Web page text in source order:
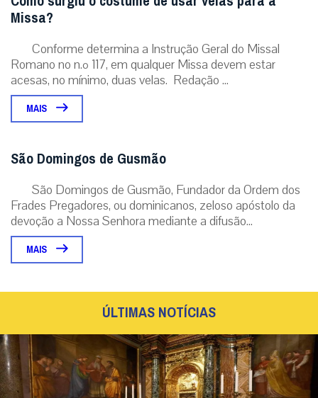
Missa?
Conforme determina a Instrução Geral do Missal
Romano no n.º 117, em qualquer Missa devem estar
acesas, no mínimo, duas velas. Redação ...
MAIS
São Domingos de Gusmão
São Domingos de Gusmão, Fundador da Ordem dos
Frades Pregadores, ou dominicanos, zeloso apóstolo da
devoção a Nossa Senhora mediante a difusão...
MAIS
ÚLTIMAS NOTÍCIAS